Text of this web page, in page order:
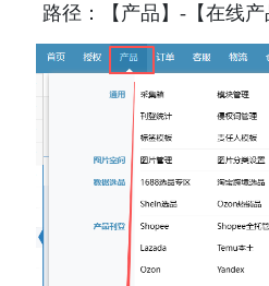
路径：【产品】-【在线产